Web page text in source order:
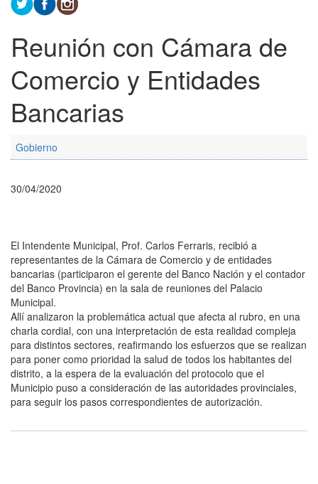
Reunión con Cámara de
Comercio y Entidades
Bancarias
Gobierno
30/04/2020
El Intendente Municipal, Prof. Carlos Ferraris, recibió a
representantes de la Cámara de Comercio y de entidades
bancarias (participaron el gerente del Banco Nación y el contador
del Banco Provincia) en la sala de reuniones del Palacio
Municipal.
Allí analizaron la problemática actual que afecta al rubro, en una
charla cordial, con una interpretación de esta realidad compleja
para distintos sectores, reafirmando los esfuerzos que se realizan
para poner como prioridad la salud de todos los habitantes del
distrito, a la espera de la evaluación del protocolo que el
Municipio puso a consideración de las autoridades provinciales,
para seguir los pasos correspondientes de autorización.